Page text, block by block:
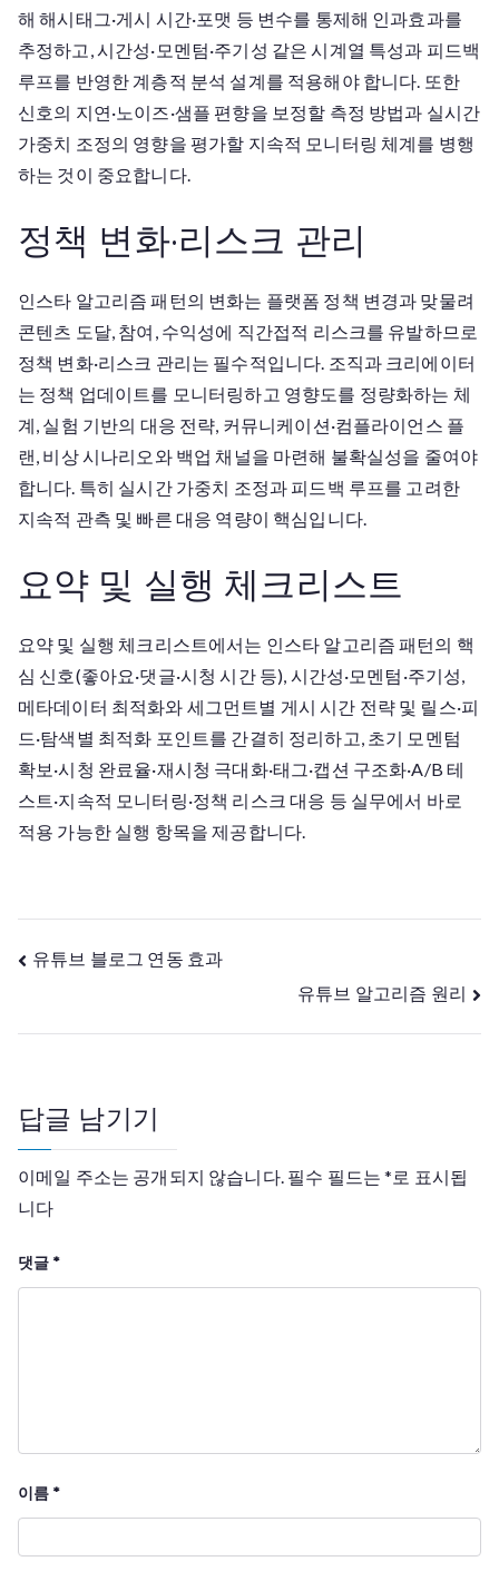
해 해시태그·게시 시간·포맷 등 변수를 통제해 인과효과를
추정하고, 시간성·모멘텀·주기성 같은 시계열 특성과 피드백
루프를 반영한 계층적 분석 설계를 적용해야 합니다. 또한
신호의 지연·노이즈·샘플 편향을 보정할 측정 방법과 실시간
가중치 조정의 영향을 평가할 지속적 모니터링 체계를 병행
하는 것이 중요합니다.
정책 변화·리스크 관리
인스타 알고리즘 패턴의 변화는 플랫폼 정책 변경과 맞물려
콘텐츠 도달, 참여, 수익성에 직간접적 리스크를 유발하므로
정책 변화·리스크 관리는 필수적입니다. 조직과 크리에이터
는 정책 업데이트를 모니터링하고 영향도를 정량화하는 체
계, 실험 기반의 대응 전략, 커뮤니케이션·컴플라이언스 플
랜, 비상 시나리오와 백업 채널을 마련해 불확실성을 줄여야
합니다. 특히 실시간 가중치 조정과 피드백 루프를 고려한
지속적 관측 및 빠른 대응 역량이 핵심입니다.
요약 및 실행 체크리스트
요약 및 실행 체크리스트에서는 인스타 알고리즘 패턴의 핵
심 신호(좋아요·댓글·시청 시간 등), 시간성·모멘텀·주기성,
메타데이터 최적화와 세그먼트별 게시 시간 전략 및 릴스·피
드·탐색별 최적화 포인트를 간결히 정리하고, 초기 모멘텀
확보·시청 완료율·재시청 극대화·태그·캡션 구조화·A/B 테
스트·지속적 모니터링·정책 리스크 대응 등 실무에서 바로
적용 가능한 실행 항목을 제공합니다.
글
유튜브 블로그 연동 효과
유튜브 알고리즘 원리
답글 남기기
이메일 주소는 공개되지 않습니다. 필수 필드는* 로 표시됩
니다
댓글 *
이름 *